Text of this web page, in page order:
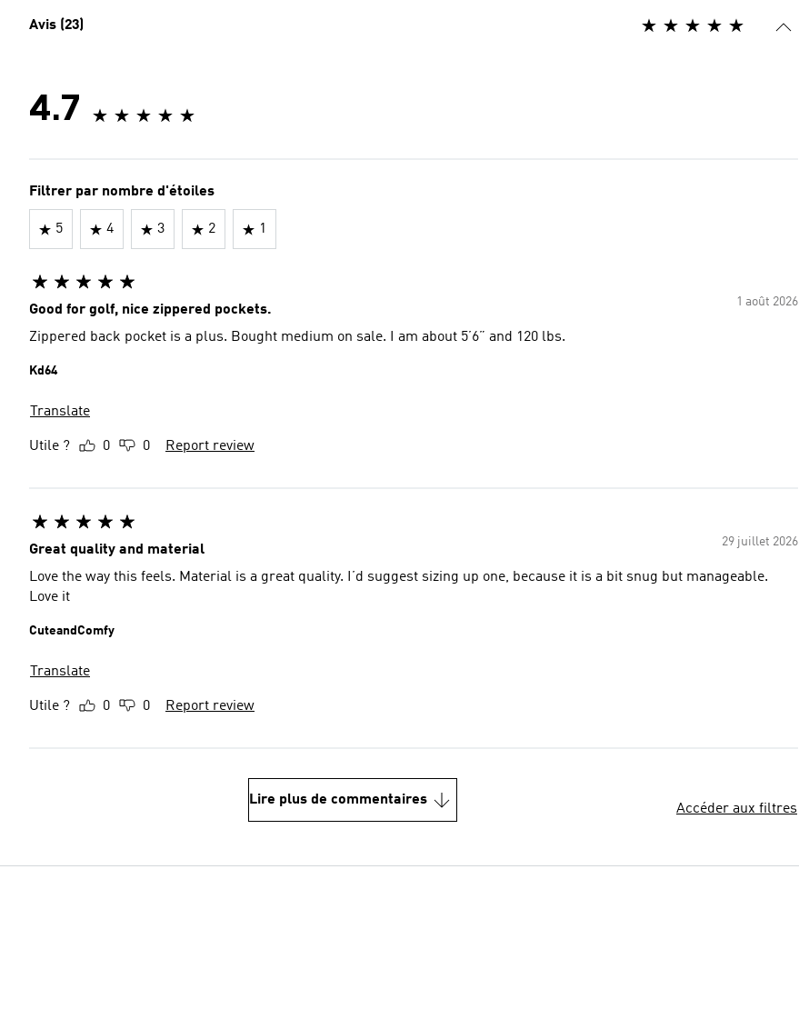
Avis (23)
4.7
Filtrer par nombre d'étoiles
5 4 3 2 1
1 août 2026
Good for golf, nice zippered pockets.
Zippered back pocket is a plus. Bought medium on sale. I am about 5’6” and 120 lbs.
Kd64
Translate
Utile ? 0 0 Report review
29 juillet 2026
Great quality and material
Love the way this feels. Material is a great quality. I’d suggest sizing up one, because it is a bit snug but manageable.
Love it
CuteandComfy
Translate
Utile ? 0 0 Report review
Lire plus de commentaires
Accéder aux filtres